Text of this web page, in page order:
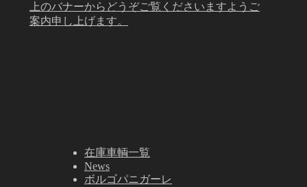
上のバナーからどうぞご覧くださいますようご
案内申し上げます。
在庫車輌一覧
News
ボルゴパニガーレ